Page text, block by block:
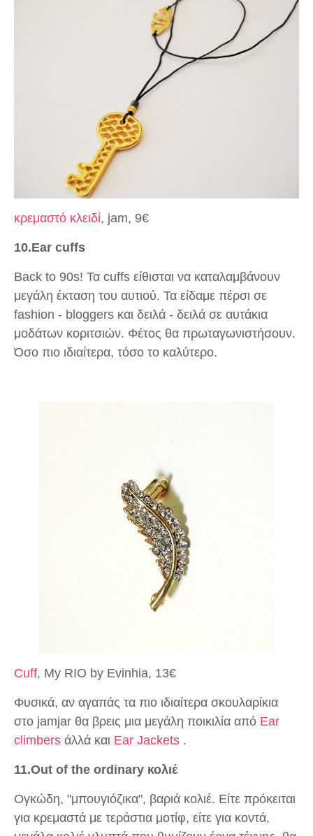
κρεμαστό κλειδί, jam, 9€
10.Ear cuffs
Back to 90s! Τα cuffs είθισται να καταλαμβάνουν
μεγάλη έκταση του αυτιού. Τα είδαμε πέρσι σε
fashion - bloggers και δειλά - δειλά σε αυτάκια
μοδάτων κοριτσιών. Φέτος θα πρωταγωνιστήσουν.
Όσο πιο ιδιαίτερα, τόσο το καλύτερο.
Cuff, My RIO by Evinhia, 13€
Φυσικά, αν αγαπάς τα πιο ιδιαίτερα σκουλαρίκια
στο jamjar θα βρεις μια μεγάλη ποικιλία από Ear
climbers άλλά και Ear Jackets .
11.Out of the ordinary κολιέ
Ογκώδη, "μπουγιόζικα", βαριά κολιέ. Είτε πρόκειται
για κρεμαστά με τεράστια μοτίφ, είτε για κοντά,